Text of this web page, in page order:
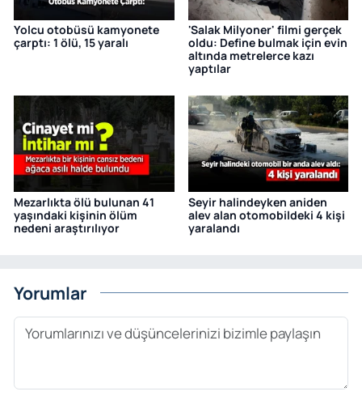
Yolcu otobüsü kamyonete
çarptı: 1 ölü, 15 yaralı
'Salak Milyoner' filmi gerçek
oldu: Define bulmak için evin
altında metrelerce kazı
yaptılar
Mezarlıkta ölü bulunan 41
yaşındaki kişinin ölüm
nedeni araştırılıyor
Seyir halindeyken aniden
alev alan otomobildeki 4 kişi
yaralandı
Yorumlar